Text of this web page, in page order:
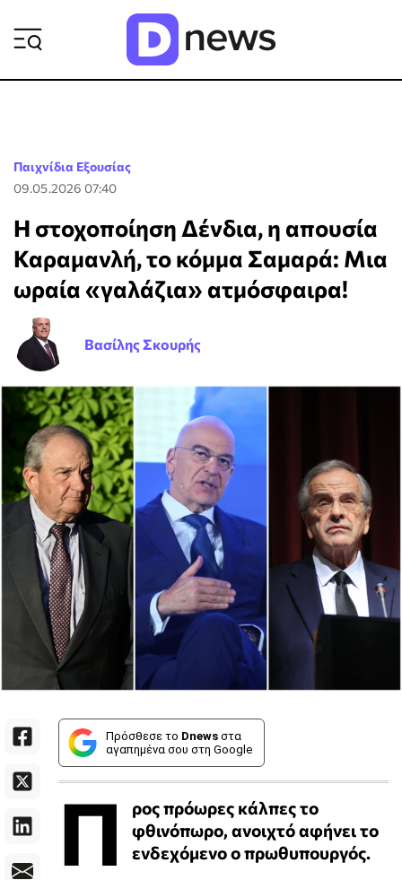
Παιχνίδια Εξουσίας
09.05.2026 07:40
Η στοχοποίηση Δένδια, η απουσία
Καραμανλή, το κόμμα Σαμαρά: Μια
ωραία «γαλάζια» ατμόσφαιρα!
Βασίλης Σκουρής
Πρόσθεσε το Dnews στα
αγαπημένα σου στη Google
Π
ρος πρόωρες κάλπες το
φθινόπωρο, ανοιχτό αφήνει το
ενδεχόμενο ο πρωθυπουργός.